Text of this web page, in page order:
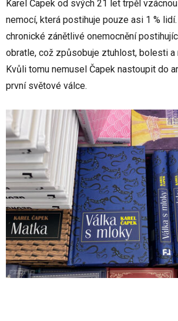
Karel Čapek od svých 21 let trpěl
nemocí, která postihuje pouze asi 1 %
chronické zánětlivé onemocnění
obratle, což způsobuje ztuhlost, bolesti
Kvůli tomu nemusel Čapek nastoupit do
první světové válce.